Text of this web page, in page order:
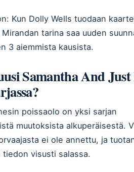
Kun Dolly Wells tuodaan
tarina saa uuden
3 aiemmista kausista.
Samantha And
poissaolo on yksi sarjan
muutoksista alkuperäisestä.
ei ole annettu, ja
tiedon visusti salassa.